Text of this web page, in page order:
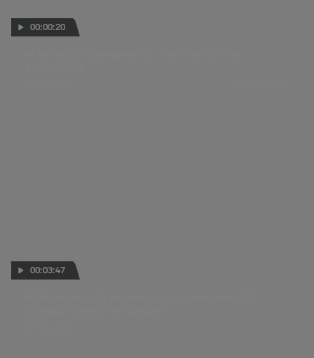
00:00:20
00:03:47